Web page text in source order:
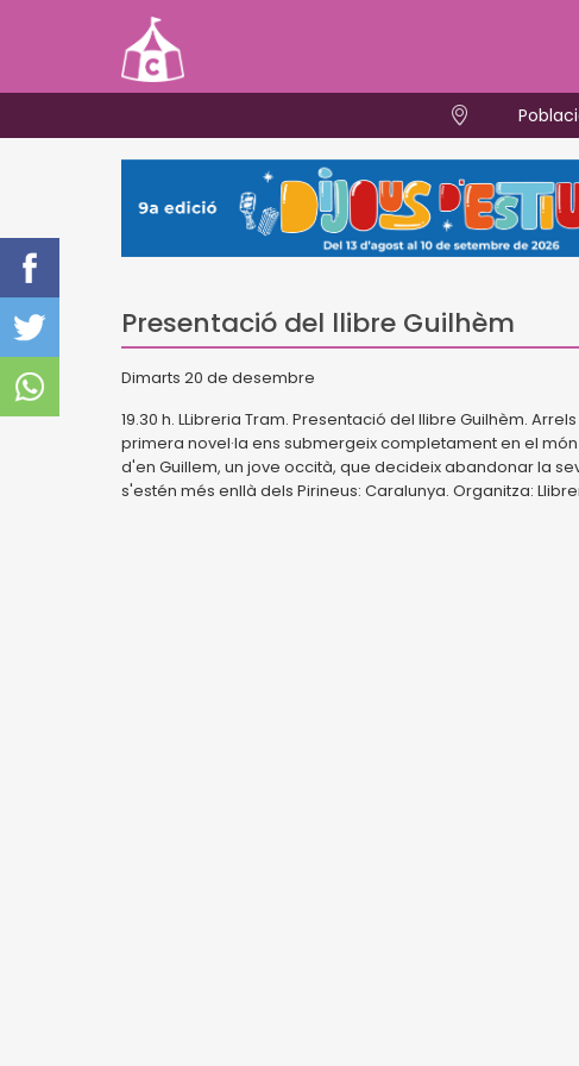
Presentació del llibre Guilhèm
Dimarts 20 de desembre
19.30 h. LLibreria Tram. Presentació del llibre Guilhèm.
primera novel·la ens submergeix completament en el
d'en Guillem, un jove occità, que decideix abandonar la
s'estén més enllà dels Pirineus: Caralunya. Organitza: